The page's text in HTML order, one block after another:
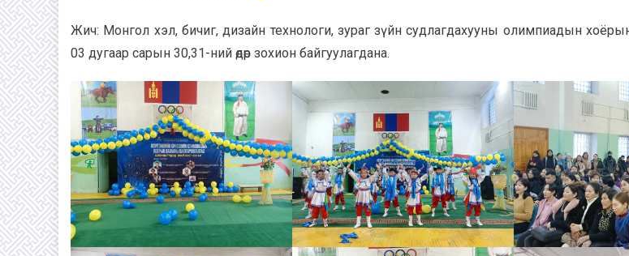
Жич: Монгол хэл, бичиг, дизайн технологи, зураг зүйн судлагдахууны олимпиадын
03 дугаар сарын 30,31-ний өдөр зохион байгуулагдана.